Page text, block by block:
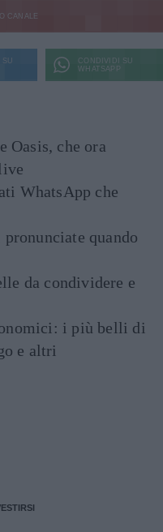
CANALE
SU
CONDIVIDI SU
WHATSAPP
Oasis, che ora
WhatsApp che
quando
da condividere e
i più belli di
e altri